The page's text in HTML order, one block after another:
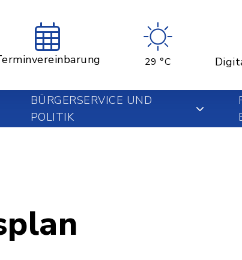
29 °C
BÜRGERSERVICE UND
POLITIK